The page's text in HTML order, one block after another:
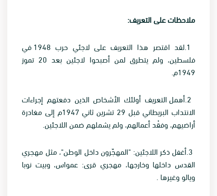
ملاحظات على التعريف:
.1
لقد اقتصر هذا التعريف على لاجئي حرب 1948 في
فلسطين، ولم يتطرق لمن أصبحوا لاجئين بعد 20 تموز
1949م .
.2أهمل التعريف أولئك الأشخاص الذين دفعتهم إجراءات
الانتداب البريطاني قبل 29 تشرين ثاني 1947م إلى مغادرة
أراضيهم، وفقْد أعمالهم، ولم يشملهم ضمن اللاجئين.
.3أغفل ذكر اللاجئين: "المهجّرون داخل الوطن"، مثل مهجري
القدس داخلها وخارجها، مهجري قرى: عمواس، وبيت نوبا
ويالو وغيرها .